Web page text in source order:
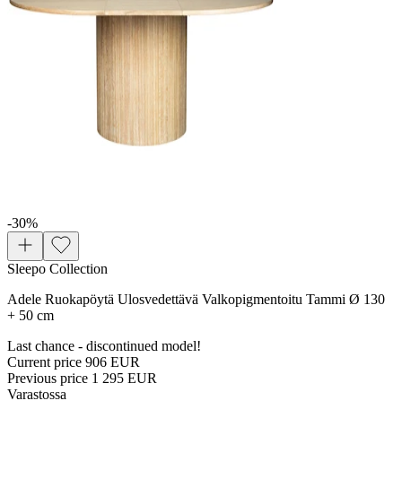
-30%
Sleepo Collection
Adele Ruokapöytä Ulosvedettävä Valkopigmentoitu Tammi Ø 130
+ 50 cm
Last chance - discontinued model!
Current price 906 EUR
Previous price 1 295 EUR
Varastossa